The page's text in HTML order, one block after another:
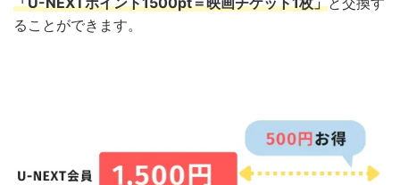
ることができます。